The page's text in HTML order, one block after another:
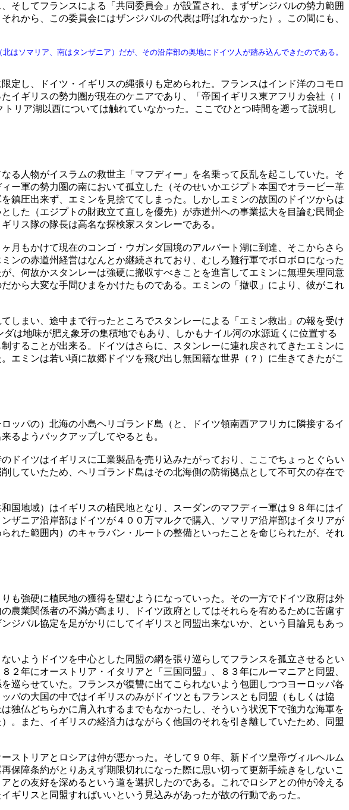
そしてフランスによる「共同委員会」が設置され、まずザンジバルの勢力範囲
から、この委員会にはザンジバルの代表は呼ばれなかった）。この間にも、
ソマリア、南はタンザニア）だが、その沿岸部の奥地にドイツ人が踏み込んできたのである。
し、ドイツ・イギリスの縄張りも定められた。フランスはインド洋のコモロ
ギリスの勢力圏が現在のケニアであり、「帝国イギリス東アフリカ会社（Ｉ
リア湖以西については触れていなかった。ここでひとつ時間を遡って説明し
人物がイスラムの救世主「マフディー」を名乗って反乱を起こしていた。そ
ー軍の勢力圏の南において孤立した（そのせいかエジプト本国でオラービー革
鎮圧出来ず、エミンを見捨ててしまった。しかしエミンの故国のドイツからは
した（エジプトの財政立て直しを優先）が赤道州への事業拡大を目論む民間企
リス隊の隊長は高名な探検家スタンレーである。
もかけて現在のコンゴ・ウガンダ国境のアルバート湖に到達、そこからさら
の赤道州経営はなんとか継続されており、むしろ難行軍でボロボロになった
、何故かスタンレーは強硬に撤収すべきことを進言してエミンに無理矢理同意
から大変な手間ひまをかけたものである。エミンの「撤収」により、彼がこれ
まい、途中まで行ったところでスタンレーによる「エミン救出」の報を受け
は地味が肥え象牙の集積地でもあり、しかもナイル河の水源近くに位置する
することが出来る。ドイツはさらに、スタンレーに連れ戻されてきたエミンに
エミンは若い頃に故郷ドイツを飛び出し無国籍な世界（？）に生きてきたがこ
パの）北海の小島ヘリゴランド島（と、ドイツ領南西アフリカに隣接するイ
るようバックアップしてやるとも。
イツはイギリスに工業製品を売り込みたがっており、ここでちょっとぐらい
していたため、ヘリゴランド島はその北海側の防衛拠点として不可欠の存在で
地域）はイギリスの植民地となり、スーダンのマフディー軍は９８年にはイ
ザニア沿岸部はドイツが４００万マルクで購入、ソマリア沿岸部はイタリアが
れた範囲内）のキャラバン・ルートの整備といったことを命じられたが、それ
強硬に植民地の獲得を望むようになっていった。その一方でドイツ政府は外
農業関係者の不満が高まり、ドイツ政府としてはそれらを宥めるために苦慮す
バル協定を足がかりにしてイギリスと同盟出来ないか、という目論見もあっ
ようドイツを中心とした同盟の網を張り巡らしてフランスを孤立させるとい
年にオーストリア・イタリアと「三国同盟」、８３年にルーマニアと同盟、
巡らせていた。フランスが復讐に出てこられないよう包囲しつつヨーロッパ各
パの大国の中ではイギリスのみがドイツともフランスとも同盟（もしくは協
独仏どちらかに肩入れするまでもなかったし、そういう状況下で強力な海軍を
。また、イギリスの経済力はながらく他国のそれを引き離していたため、同盟
トリアとロシアは仲が悪かった。そして９０年、新ドイツ皇帝ヴィルヘルム
保障条約がとりあえず期限切れになった際に思い切って更新手続きをしないこ
との友好を深めるという道を選択したのである。これでロシアとの仲が冷える
リスと同盟すればいいという見込みがあったが故の行動であった。